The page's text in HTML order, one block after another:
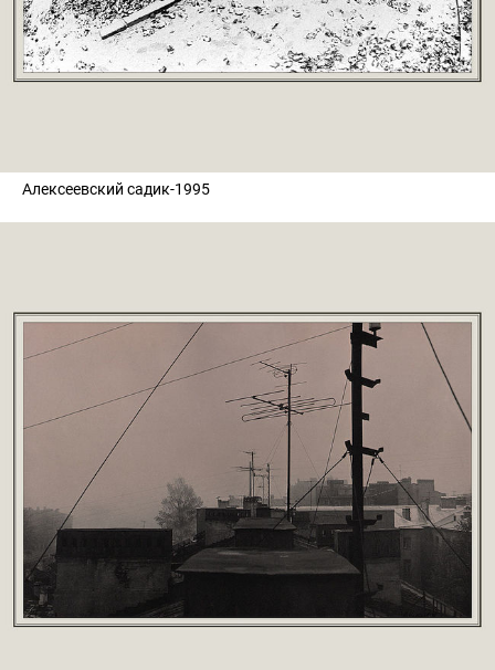
Алексеевский садик-1995